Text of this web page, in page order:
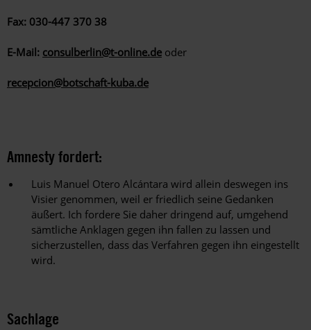
Fax: 030-447 370 38
E-Mail: consulberlin@t-online.de oder
recepcion@botschaft-kuba.de
Amnesty fordert:
Luis Manuel Otero Alcántara wird allein deswegen ins
Visier genommen, weil er friedlich seine Gedanken
äußert. Ich fordere Sie daher dringend auf, umgehend
sämtliche Anklagen gegen ihn fallen zu lassen und
sicherzustellen, dass das Verfahren gegen ihn eingestellt
wird.
Sachlage